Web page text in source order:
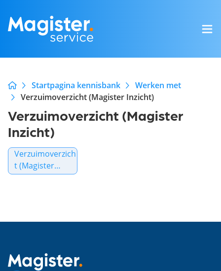
Startpagina kennisbank
Werken met
Verzuimoverzicht (Magister Inzicht)
Verzuimoverzicht (Magister
Inzicht)
Verzuimoverzich
t (Magister
Inzicht)